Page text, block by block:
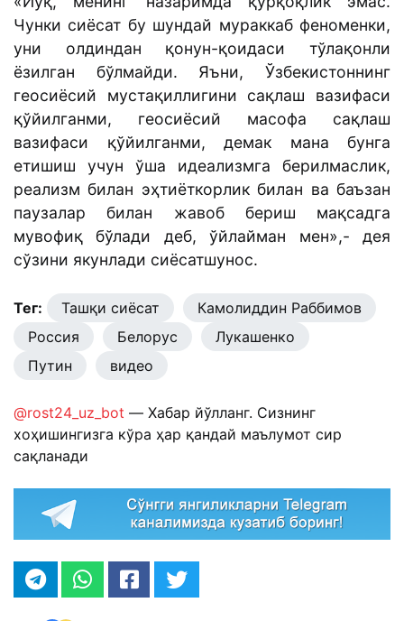
Чунки сиёсат бу шундай мураккаб феноменки,
уни олдиндан қонун-қоидаси тўлақонли
ёзилган бўлмайди. Яъни, Ўзбекистоннинг
геосиёсий мустақиллигини сақлаш вазифаси
қўйилганми, геосиёсий масофа сақлаш
вазифаси қўйилганми, демак мана бунга
етишиш учун ўша идеализмга берилмаслик,
реализм билан эҳтиёткорлик билан ва баъзан
паузалар билан жавоб бериш мақсадга
мувофиқ бўлади деб, ўйлайман мен»,- дея
сўзини якунлади сиёсатшунос.
Тег: Ташқи сиёсат
Камолиддин Раббимов
Россия
Белорус
Лукашенко
Путин
видео
@rost24_uz_bot — Хабар йўлланг. Сизнинг
хоҳишингизга кўра ҳар қандай маълумот сир
сақланади